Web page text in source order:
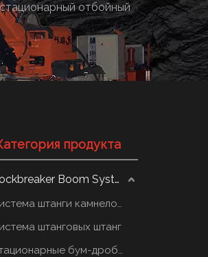
отбойный
продукта
Rockbreaker Boom System
Система штанги камнеломщика
штанговых штанг
Стационарные бум-дробилки